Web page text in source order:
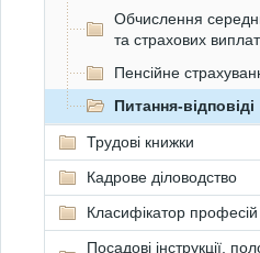
Обчислення
та страхових виплат
Пенсійне
Питання-відповіді
Трудові книжки
Кадрове діловодство
Класифікатор професій
Посадові інструкції,